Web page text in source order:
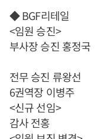
◆ BGF리테일
<임원 승진>
부사장 승진 홍정국
전무 승진 류왕선
6권역장 이병주
<신규 선임>
감사 전홍